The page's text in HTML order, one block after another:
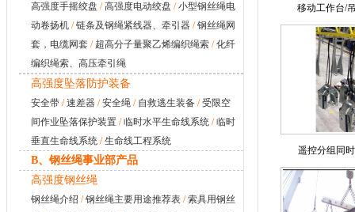
高强度手摇绞盘 /高强度电动绞盘 /小型钢丝绳电
动卷扬机 /链条及钢绳紧线器、牵引器 /钢丝绳网
套，电缆网套 / 超高分子量聚乙烯编织绳索 /化纤
编织绳索、高压牵引绳
高强度坠落防护装备
安全带 /速差器 /安全绳 / 自救逃生装备 /受限空
间作业坠落保护装置 /临时水平生命线系统 /临时
垂直生命线系统 /生命线工程系统
B、钢丝绳事业部产品
高强度钢丝绳
钢丝绳介绍 /钢丝绳主要用途推荐表 /索具用钢丝
移动工作台/
遥控分组同